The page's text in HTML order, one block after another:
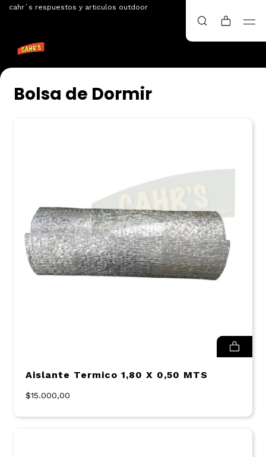
cahr´s respuestos y articulos outdoor
Bolsa de Dormir
Aislante Termico 1,80 X 0,50 MTS
$15.000,00